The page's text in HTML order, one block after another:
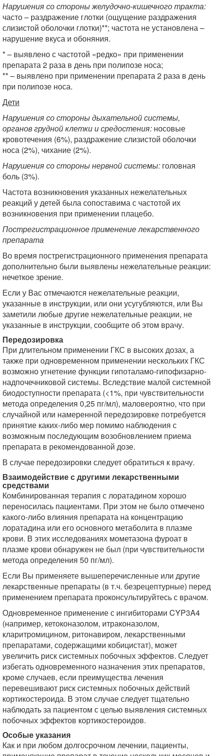
Нарушения со стороны желудочно-кишечного тракта:
часто – раздражение глотки (ощущение раздражения
слизистой оболочки глотки)**; частота не установлена –
нарушение вкуса и обоняния.
* – выявлено с частотой «редко» при применении
препарата 2 раза в день при полипозе носа;
** – выявлено при применении препарата 2 раза в день
при полипозе носа.
Дети
Нарушения со стороны дыхательной системы,
органов грудной клетки и средостения: носовые
кровотечения (6%), раздражение слизистой оболочки
носа (2%), чихание (2%).
Нарушения со стороны нервной системы: головная
боль (3%).
Частота возникновения указанных нежелательных
реакций у детей была сопоставима с частотой их
возникновения при применении плацебо.
Пострегистрационное применение лекарственного
препарата
Во время пострегистрационного применения препарата
дополнительно были выявлены нежелательные реакции:
нечеткое зрение.
Если у Вас отмечаются нежелательные реакции,
указанные в инструкции, или они усугубляются, или Вы
заметили любые другие нежелательные реакции, не
указанные в инструкции, сообщите об этом врачу.
Передозировка
При длительном применении ГКС в высоких дозах, а
также при одновременном применении нескольких ГКС
возможно угнетение функции гипоталамо-гипофизарно-
надпочечниковой системы. Вследствие малой системной
биодоступности препарата (<1%, при чувствительности
метода определения 0,25 пг/мл), маловероятно, что при
случайной или намеренной передозировке потребуется
принятие каких-либо мер помимо наблюдения с
возможным последующим возобновлением приема
препарата в рекомендованной дозе.
В случае передозировки следует обратиться к врачу.
Взаимодействие с другими лекарственными
средствами
Комбинированная терапия с лоратадином хорошо
переносилась пациентами. При этом не было отмечено
какого-либо влияния препарата на концентрацию
лоратадина или его основного метаболита в плазме
крови. В этих исследованиях мометазона фуроат в
плазме крови обнаружен не был (при чувствительности
метода определения 50 пг/мл).
Если Вы применяете вышеперечисленные или другие
лекарственные препараты (в т.ч. безрецептурные) перед
применением препарата проконсультируйтесь с врачом.
Одновременное применение с ингибиторами CYP3A4
(например, кетоконазолом, итраконазолом,
кларитромицином, ритонавиром, лекарственными
препаратами, содержащими кобицистат), может
увеличить риск системных побочных эффектов. Следует
избегать одновременного назначения этих препаратов,
кроме случаев, если преимущества лечения
перевешивают риск системных побочных действий
кортикостероида. В этом случае следует тщательно
наблюдать за пациентом с целью выявления системных
побочных эффектов кортикостероидов.
Особые указания
Как и при любом долгосрочном лечении, пациенты,